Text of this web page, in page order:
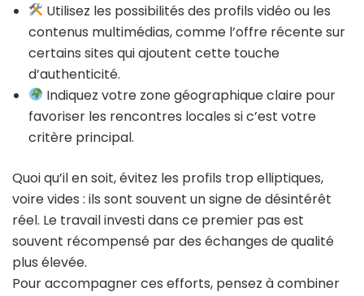
Utilisez les possibilités des profils vidéo ou les
contenus multimédias, comme l’offre récente sur
certains sites qui ajoutent cette touche
d’authenticité.
Indiquez votre zone géographique claire pour
favoriser les rencontres locales si c’est votre
critère principal.
Quoi qu’il en soit, évitez les profils trop elliptiques,
voire vides : ils sont souvent un signe de désintérêt
réel. Le travail investi dans ce premier pas est
souvent récompensé par des échanges de qualité
plus élevée.
Pour accompagner ces efforts, pensez à combiner